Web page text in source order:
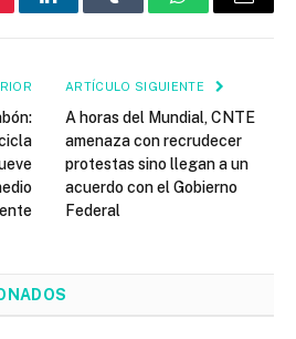
LinkedInTumblr WhatsAppEmail
ARTÍCULO SIGUIENTE
A horas del Mundial, CNTE
amenaza con recrudecer
protestas sino llegan a un
acuerdo con el Gobierno
Federal